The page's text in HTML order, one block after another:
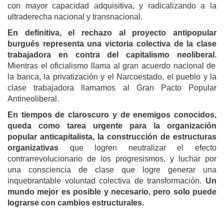
con mayor capacidad adquisitiva, y radicalizando a la
ultraderecha nacional y transnacional.
En definitiva, el rechazo al proyecto antipopular
burgués representa una victoria colectiva de la clase
trabajadora en contra del capitalismo neoliberal.
Mientras el oficialismo llama al gran acuerdo nacional de
la banca, la privatización y el Narcoestado, el pueblo y la
clase trabajadora llamamos al Gran Pacto Popular
Antineoliberal.
En tiempos de claroscuro y de enemigos conocidos,
queda como tarea urgente para la organización
popular anticapitalista, la construcción de estructuras
organizativas que logren neutralizar el efecto
contrarrevolucionario de los progresismos, y luchar por
una consciencia de clase que logre generar una
inquebrantable voluntad colectiva de transformación. Un
mundo mejor es posible y necesario, pero solo puede
lograrse con cambios estructurales.